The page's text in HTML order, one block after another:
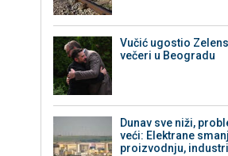
Vučić ugostio
večeri u Beogradu
Dunav sve niži,
veći: Elektrane
proizvodnju,